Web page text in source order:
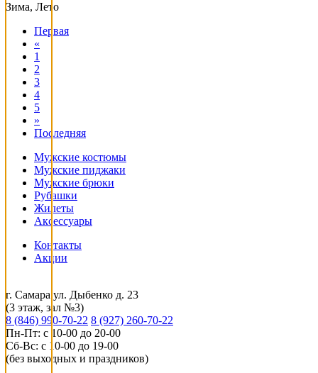
Зима, Лето
Первая
«
1
2
3
4
5
»
Последняя
Мужские костюмы
Мужские пиджаки
Мужские брюки
Рубашки
Жилеты
Аксессуары
Контакты
Акции
г. Самара ул. Дыбенко д. 23
(3 этаж, зал №3)
8 (846) 990-70-22 8 (927) 260-70-22
Пн-Пт: с 10-00 до 20-00
Сб-Вс: с 10-00 до 19-00
(без выходных и праздников)